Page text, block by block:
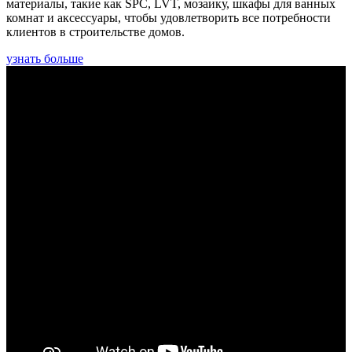
материалы, такие как SPC, LVT, мозаику, шкафы для ванных
комнат и аксессуары, чтобы удовлетворить все потребности
клиентов в строительстве домов.
узнать больше